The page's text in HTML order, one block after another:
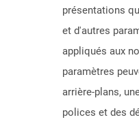
présentations
et d'autres
appliqués aux
paramètres
arrière-plans,
polices et des